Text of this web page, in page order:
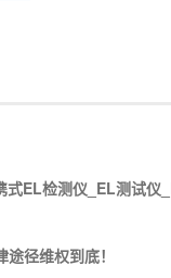
EL检测仪_EL测试仪
径维权到底！